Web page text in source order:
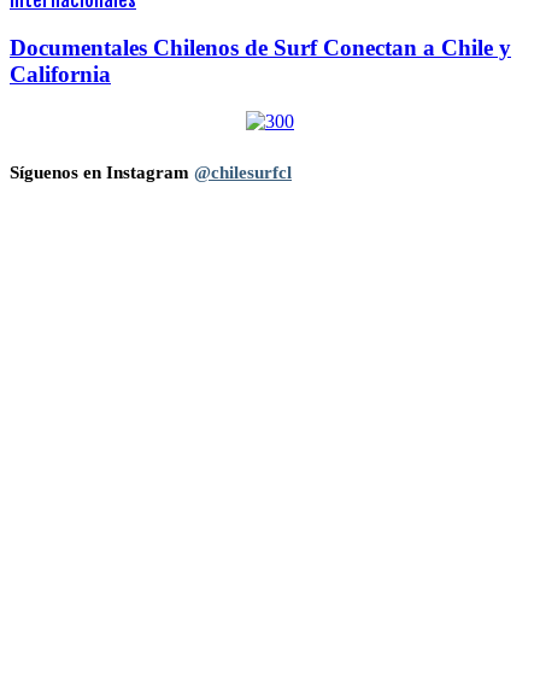
Documentales Chilenos de Surf Conectan a Chile y
California
Síguenos en Instagram @chilesurfcl